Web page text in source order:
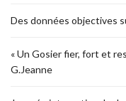
Des données objectives
« Un Gosier fier, fort et
G.Jeanne